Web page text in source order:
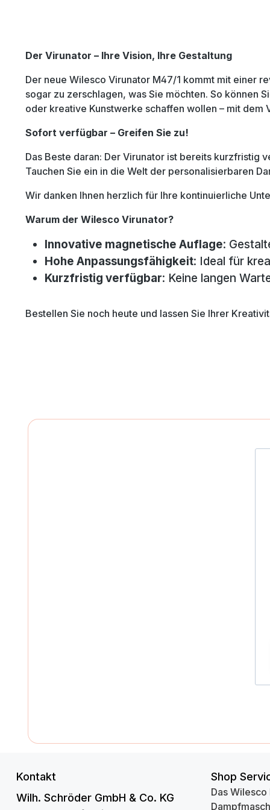
Der Virunator – Ihre Vision, Ihre Gestaltung
Der neue Wilesco Virunator M47/1 kommt mit einer
sogar zu zerschlagen, was Sie möchten. So können
oder kreative Kunstwerke schaffen wollen – mit dem
Sofort verfügbar – Greifen Sie zu!
Das Beste daran: Der Virunator ist bereits kurzfristig
Tauchen Sie ein in die Welt der personalisierbaren
Wir danken Ihnen herzlich für Ihre kontinuierliche
Warum der Wilesco Virunator?
Innovative magnetische Auflage:
Hohe Anpassungsfähigkeit: Ideal für
Kurzfristig verfügbar: Keine langen
Bestellen Sie noch heute und lassen Sie Ihrer
Kontakt
Wilh. Schröder GmbH & Co. KG
Shop
Das